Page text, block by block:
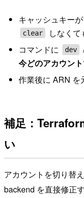
キャッシュキー
clear
しなくて
コマンドに
dev
今どのアカウン
作業後に ARN を
補足：
い
アカウントを切り替
backend を直接修正